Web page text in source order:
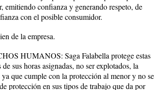
emitiendo confianza y generando respeto, de
con el posible consumidor.
de la empresa.
HUMANOS: Saga Falabella protege estas
sus horas asignadas, no ser explotados, la
que cumple con la protección al menor y no se
protección en sus tipos de trabajo que da por